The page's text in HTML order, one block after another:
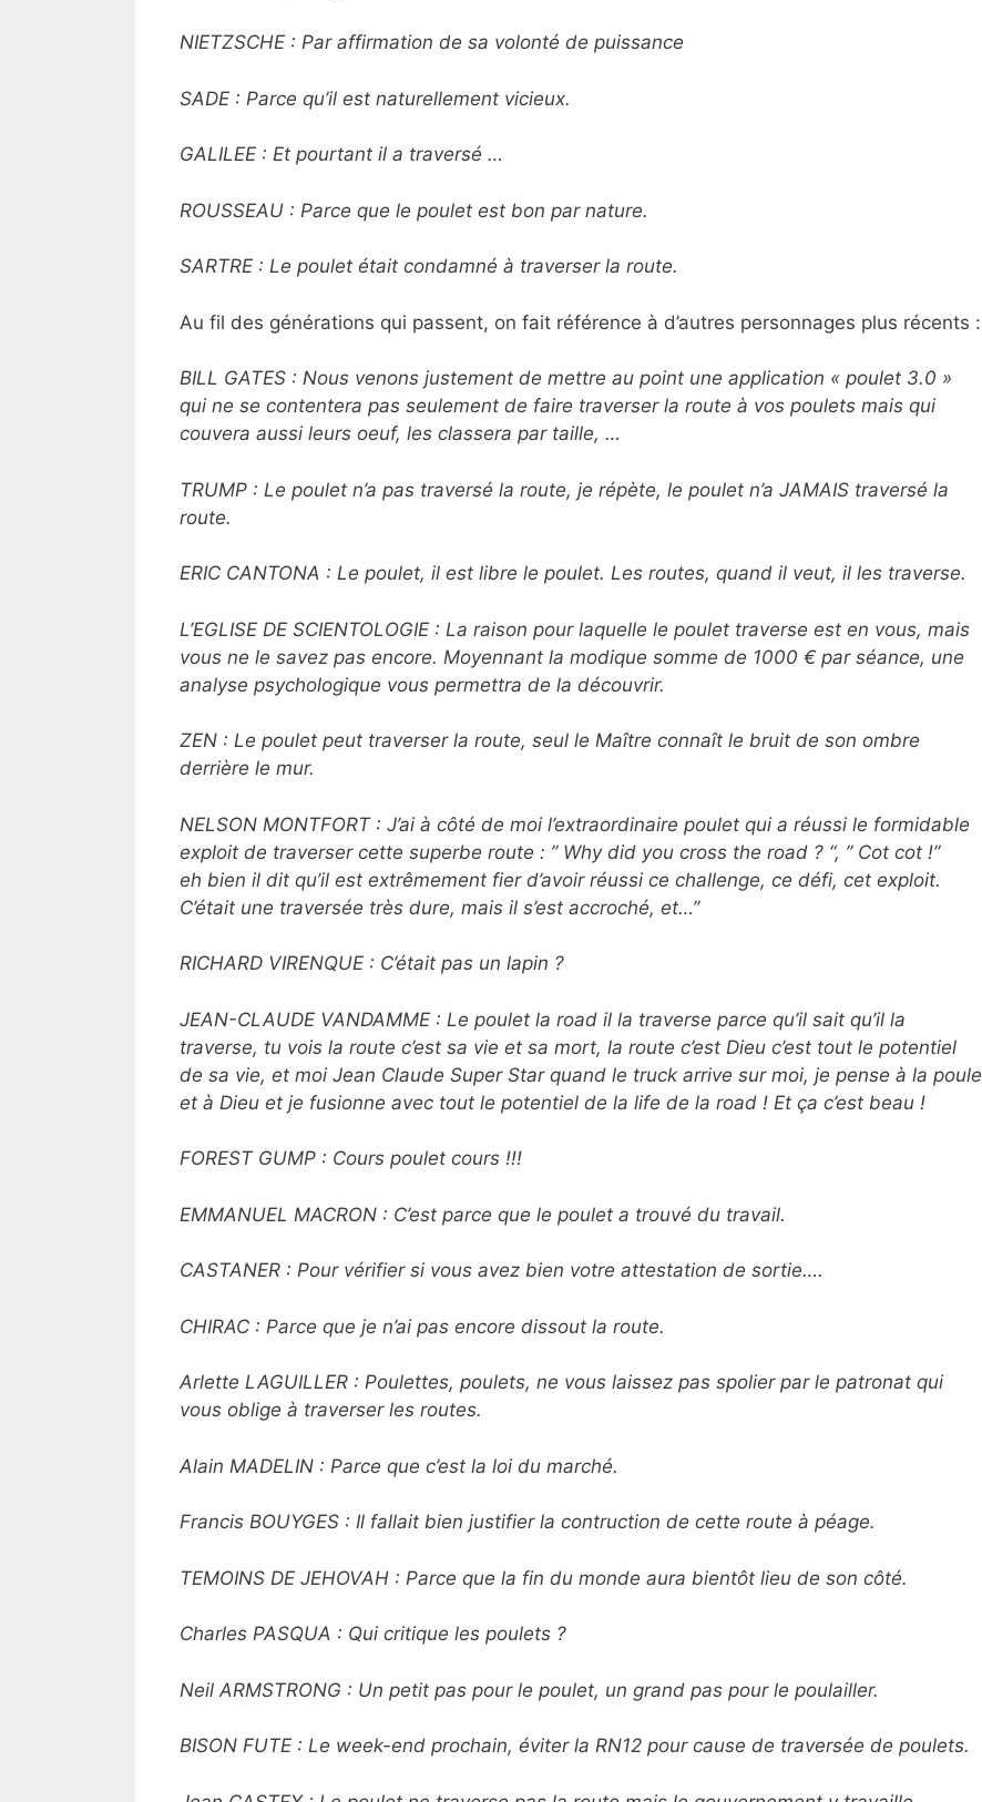
NIETZSCHE : Par affirmation de sa volonté de puissance
SADE : Parce qu’il est naturellement vicieux.
GALILEE : Et pourtant il a traversé …
ROUSSEAU : Parce que le poulet est bon par nature.
SARTRE : Le poulet était condamné à traverser la route.
Au fil des générations qui passent, on fait référence à d’autres personnages plus récents :
BILL GATES : Nous venons justement de mettre au point une application « poulet 3.0 »
qui ne se contentera pas seulement de faire traverser la route à vos poulets mais qui
couvera aussi leurs oeuf, les classera par taille, …
TRUMP : Le poulet n’a pas traversé la route, je répète, le poulet n’a JAMAIS traversé la
route.
ERIC CANTONA : Le poulet, il est libre le poulet. Les routes, quand il veut, il les traverse.
L’EGLISE DE SCIENTOLOGIE : La raison pour laquelle le poulet traverse est en vous, mais
vous ne le savez pas encore. Moyennant la modique somme de 1000 € par séance, une
analyse psychologique vous permettra de la découvrir.
ZEN : Le poulet peut traverser la route, seul le Maître connaît le bruit de son ombre
derrière le mur.
NELSON MONTFORT : J’ai à côté de moi l’extraordinaire poulet qui a réussi le formidable
exploit de traverser cette superbe route : ” Why did you cross the road ? “, ” Cot cot !”
eh bien il dit qu’il est extrêmement fier d’avoir réussi ce challenge, ce défi, cet exploit.
C’était une traversée très dure, mais il s’est accroché, et…”
RICHARD VIRENQUE : C’était pas un lapin ?
JEAN-CLAUDE VANDAMME : Le poulet la road il la traverse parce qu’il sait qu’il la
traverse, tu vois la route c’est sa vie et sa mort, la route c’est Dieu c’est tout le potentiel
de sa vie, et moi Jean Claude Super Star quand le truck arrive sur moi, je pense à la poule
et à Dieu et je fusionne avec tout le potentiel de la life de la road ! Et ça c’est beau !
FOREST GUMP : Cours poulet cours !!!
EMMANUEL MACRON : C’est parce que le poulet a trouvé du travail.
CASTANER : Pour vérifier si vous avez bien votre attestation de sortie….
CHIRAC : Parce que je n’ai pas encore dissout la route.
Arlette LAGUILLER : Poulettes, poulets, ne vous laissez pas spolier par le patronat qui
vous oblige à traverser les routes.
Alain MADELIN : Parce que c’est la loi du marché.
Francis BOUYGES : Il fallait bien justifier la contruction de cette route à péage.
TEMOINS DE JEHOVAH : Parce que la fin du monde aura bientôt lieu de son côté.
Charles PASQUA : Qui critique les poulets ?
Neil ARMSTRONG : Un petit pas pour le poulet, un grand pas pour le poulailler.
BISON FUTE : Le week-end prochain, éviter la RN12 pour cause de traversée de poulets.